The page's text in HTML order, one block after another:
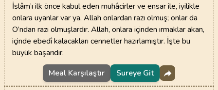
İslâm’ı ilk önce kabul eden muhâcirler ve ensar ile, iyilikle
onlara uyanlar var ya, Allah onlardan razı olmuş; onlar da
O’ndan razı olmuşlardır. Allah, onlara içinden ırmaklar akan,
içinde ebedî kalacakları cennetler hazırlamıştır. İşte bu
büyük başarıdır.
Meal Karşılaştır
Sureye Git